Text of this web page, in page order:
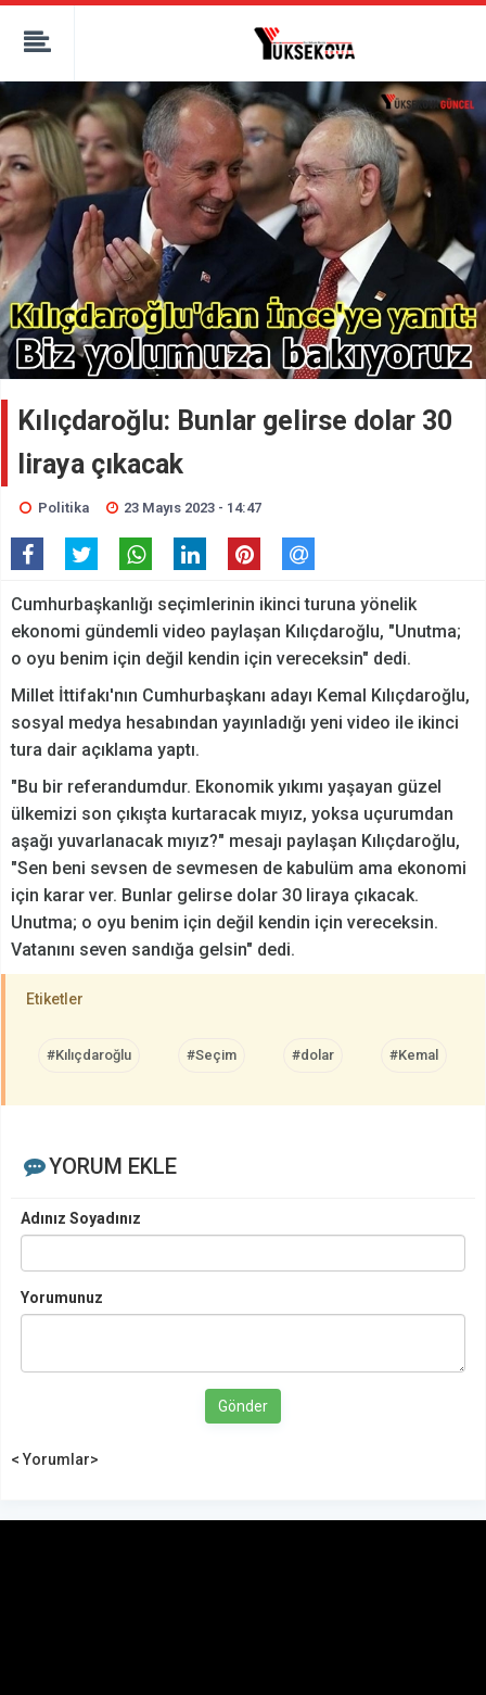
kaçak bahis
deneme bonusu
canlı bahis siteleri
deneme bonusu veren siteler
bahis siteleri
porno izle
Kılıçdaroğlu: Bunlar gelirse dolar 30
liraya çıkacak
Politika 23 Mayıs 2023 - 14:47
Cumhurbaşkanlığı seçimlerinin ikinci turuna yönelik
ekonomi gündemli video paylaşan Kılıçdaroğlu, "Unutma;
o oyu benim için değil kendin için vereceksin" dedi.
Millet İttifakı'nın Cumhurbaşkanı adayı Kemal Kılıçdaroğlu,
sosyal medya hesabından yayınladığı yeni video ile ikinci
tura dair açıklama yaptı.
"Bu bir referandumdur. Ekonomik yıkımı yaşayan güzel
ülkemizi son çıkışta kurtaracak mıyız, yoksa uçurumdan
aşağı yuvarlanacak mıyız?" mesajı paylaşan Kılıçdaroğlu,
"Sen beni sevsen de sevmesen de kabulüm ama ekonomi
için karar ver. Bunlar gelirse dolar 30 liraya çıkacak.
Unutma; o oyu benim için değil kendin için vereceksin.
Vatanını seven sandığa gelsin" dedi.
Etiketler
#Kılıçdaroğlu #Seçim #dolar #Kemal
YORUM EKLE
Adınız Soyadınız
Yorumunuz
Gönder
< Yorumlar>